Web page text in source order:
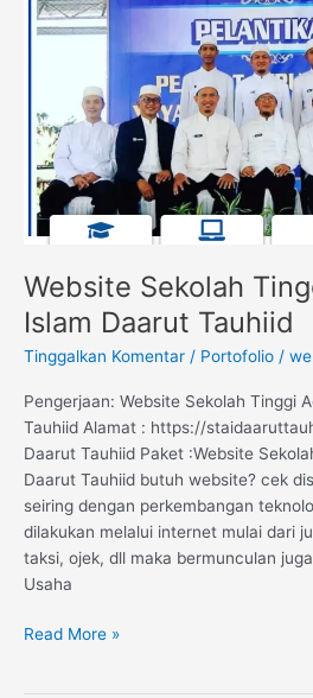
Website Sekolah
Islam Daarut Tauhiid
Tinggalkan Komentar / Portofolio /
Pengerjaan: Website Sekolah Tinggi
Tauhiid Alamat : https://
Daarut Tauhiid Paket :Website
Daarut Tauhiid butuh website? cek
seiring dengan perkembangan
dilakukan melalui internet mulai dari
taksi, ojek, dll maka bermunculan
Usaha
Agama
Islam
Read More »